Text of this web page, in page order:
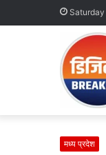
मध्य प्रदेश